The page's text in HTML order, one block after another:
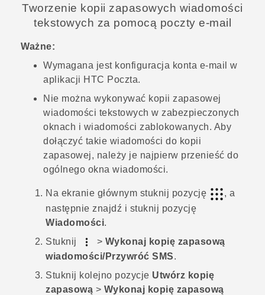
Tworzenie kopii zapasowych wiadomości
tekstowych za pomocą poczty e-mail
Ważne:
Wymagana jest konfiguracja konta e-mail w
aplikacji HTC Poczta.
Nie można wykonywać kopii zapasowej
wiadomości tekstowych w zabezpieczonych
oknach i wiadomości zablokowanych. Aby
dołączyć takie wiadomości do kopii
zapasowej, należy je najpierw przenieść do
ogólnego okna wiadomości.
Na ekranie głównym stuknij pozycję
, a
następnie znajdź i stuknij pozycję
Wiadomości.
Stuknij
> Wykonaj kopię zapasową
wiadomości/Przywróć SMS.
Stuknij kolejno pozycje Utwórz kopię
zapasową > Wykonaj kopię zapasową